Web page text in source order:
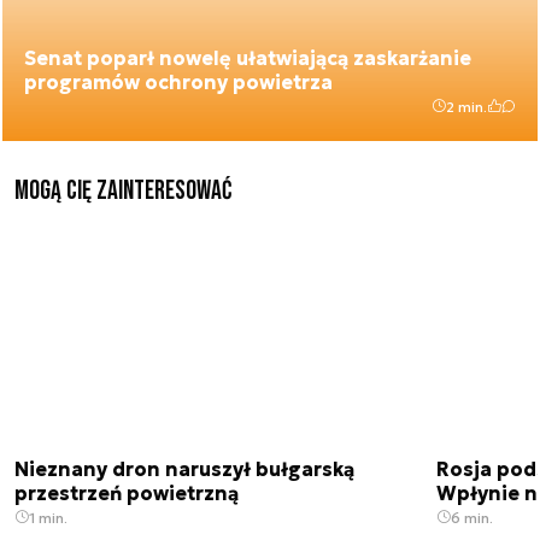
Senat poparł nowelę ułatwiającą zaskarżanie
programów ochrony powietrza
2 min.
Mogą Cię zainteresować
Nieznany dron naruszył bułgarską
przestrzeń powietrzną
1 min.
Rosja
Wpłynie
6 min.